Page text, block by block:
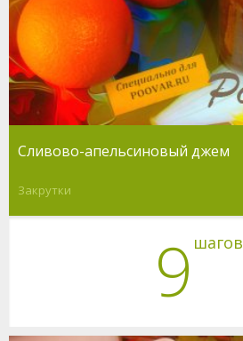
Сливово-апельсиновый джем
Закрутки
9 шагов